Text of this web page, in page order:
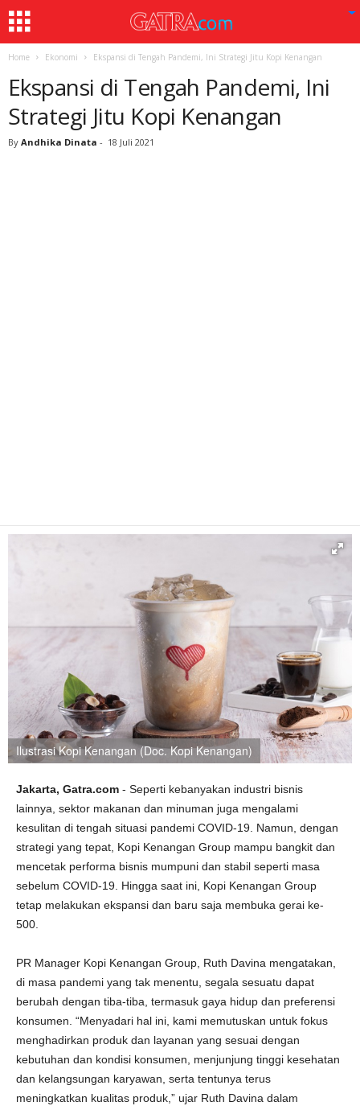
Home Ekonomi Ekspansi di Tengah Pandemi, Ini Strategi Jitu Kopi Kenangan
Ekspansi di Tengah Pandemi, Ini
Strategi Jitu Kopi Kenangan
By Andhika Dinata - 18 Juli 2021
Ilustrasi Kopi Kenangan (Doc. Kopi Kenangan)
Jakarta, Gatra.com - Seperti kebanyakan industri bisnis
lainnya, sektor makanan dan minuman juga mengalami
kesulitan di tengah situasi pandemi COVID-19. Namun, dengan
strategi yang tepat, Kopi Kenangan Group mampu bangkit dan
mencetak performa bisnis mumpuni dan stabil seperti masa
sebelum COVID-19. Hingga saat ini, Kopi Kenangan Group
tetap melakukan ekspansi dan baru saja membuka gerai ke-
500.
PR Manager Kopi Kenangan Group, Ruth Davina mengatakan,
di masa pandemi yang tak menentu, segala sesuatu dapat
berubah dengan tiba-tiba, termasuk gaya hidup dan preferensi
konsumen. “Menyadari hal ini, kami memutuskan untuk fokus
menghadirkan produk dan layanan yang sesuai dengan
kebutuhan dan kondisi konsumen, menjunjung tinggi kesehatan
dan kelangsungan karyawan, serta tentunya terus
meningkatkan kualitas produk,” ujar Ruth Davina dalam